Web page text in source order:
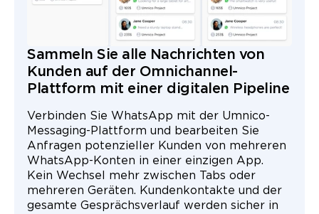
Sammeln Sie alle Nachrichten von
Kunden auf der Omnichannel-
Plattform mit einer digitalen Pipeline
Verbinden Sie WhatsApp mit der Umnico-
Messaging-Plattform und bearbeiten Sie
Anfragen potenzieller Kunden von mehreren
WhatsApp-Konten in einer einzigen App.
Kein Wechsel mehr zwischen Tabs oder
mehreren Geräten. Kundenkontakte und der
gesamte Gesprächsverlauf werden sicher in